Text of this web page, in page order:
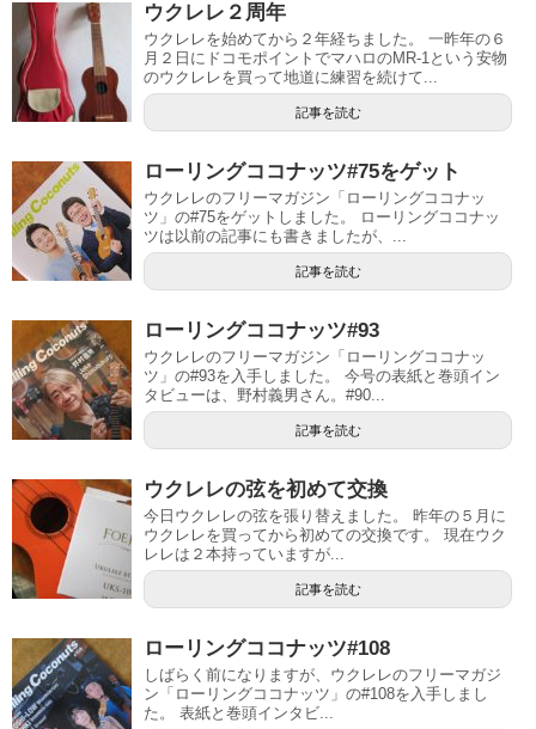
ウクレレ２周年
ウクレレを始めてから２年経ちました。 一昨年の６
月２日にドコモポイントでマハロのMR-1という安物
のウクレレを買って地道に練習を続けて...
記事を読む
ローリングココナッツ#75をゲット
ウクレレのフリーマガジン「ローリングココナッ
ツ」の#75をゲットしました。 ローリングココナッ
ツは以前の記事にも書きましたが、...
記事を読む
ローリングココナッツ#93
ウクレレのフリーマガジン「ローリングココナッ
ツ」の#93を入手しました。 今号の表紙と巻頭イン
タビューは、野村義男さん。#90...
記事を読む
ウクレレの弦を初めて交換
今日ウクレレの弦を張り替えました。 昨年の５月に
ウクレレを買ってから初めての交換です。 現在ウク
レレは２本持っていますが...
記事を読む
ローリングココナッツ#108
しばらく前になりますが、ウクレレのフリーマガジ
ン「ローリングココナッツ」の#108を入手しまし
た。 表紙と巻頭インタビ...